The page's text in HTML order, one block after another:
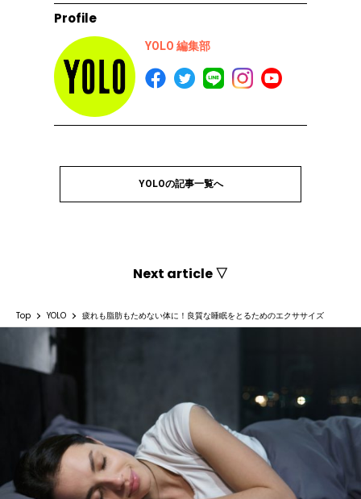
Profile
YOLO 編集部
YOLOの記事一覧へ
Next article ▽
Top YOLO 疲れも脂肪もためない体に！良質な睡眠をとるためのエクササイズ